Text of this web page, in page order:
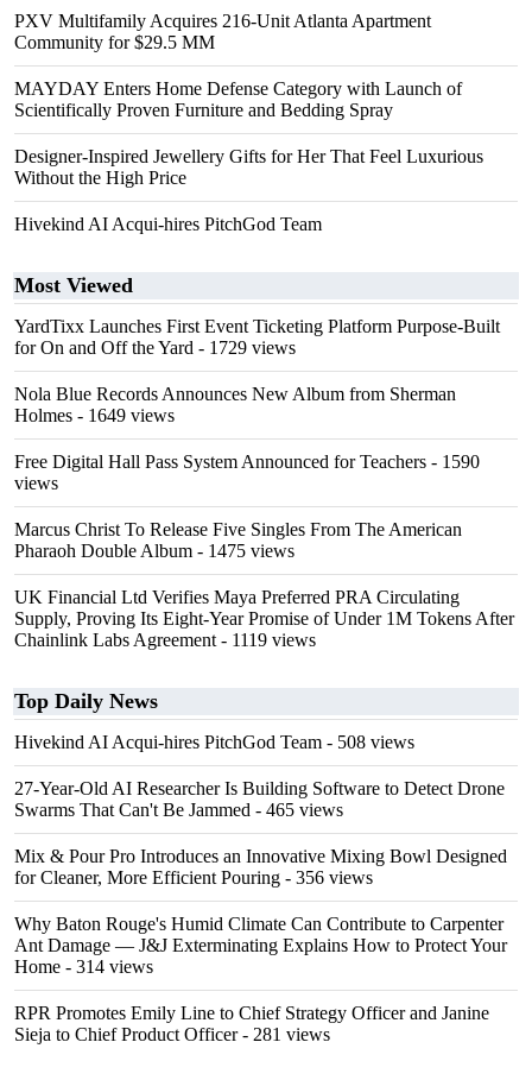
PXV Multifamily Acquires 216-Unit Atlanta Apartment
Community for $29.5 MM
MAYDAY Enters Home Defense Category with Launch of
Scientifically Proven Furniture and Bedding Spray
Designer-Inspired Jewellery Gifts for Her That Feel Luxurious
Without the High Price
Hivekind AI Acqui-hires PitchGod Team
Most Viewed
YardTixx Launches First Event Ticketing Platform Purpose-Built
for On and Off the Yard - 1729 views
Nola Blue Records Announces New Album from Sherman
Holmes - 1649 views
Free Digital Hall Pass System Announced for Teachers - 1590
views
Marcus Christ To Release Five Singles From The American
Pharaoh Double Album - 1475 views
UK Financial Ltd Verifies Maya Preferred PRA Circulating
Supply, Proving Its Eight-Year Promise of Under 1M Tokens After
Chainlink Labs Agreement - 1119 views
Top Daily News
Hivekind AI Acqui-hires PitchGod Team - 508 views
27-Year-Old AI Researcher Is Building Software to Detect Drone
Swarms That Can't Be Jammed - 465 views
Mix & Pour Pro Introduces an Innovative Mixing Bowl Designed
for Cleaner, More Efficient Pouring - 356 views
Why Baton Rouge's Humid Climate Can Contribute to Carpenter
Ant Damage — J&J Exterminating Explains How to Protect Your
Home - 314 views
RPR Promotes Emily Line to Chief Strategy Officer and Janine
Sieja to Chief Product Officer- 281 views